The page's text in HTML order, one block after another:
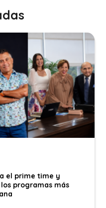
el prime time y
programas más